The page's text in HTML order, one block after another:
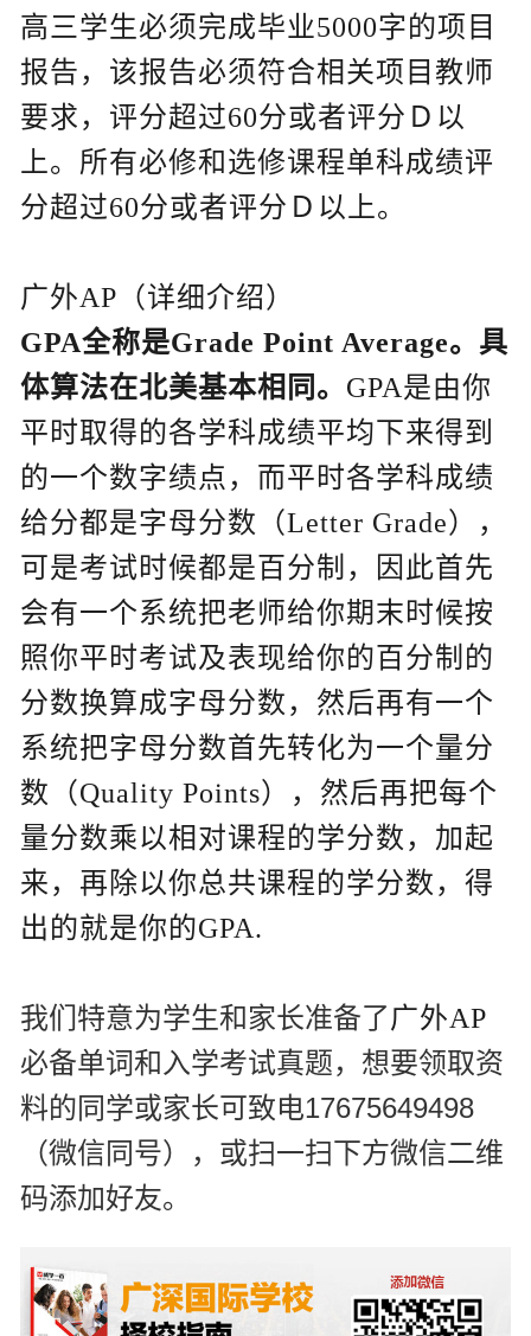
高三学生必须完成毕业5000字的项目
报告，该报告必须符合相关项目教师
要求，评分超过60分或者评分Ｄ以
上。所有必修和选修课程单科成绩评
分超过60分或者评分Ｄ以上。
广外AP（详细介绍）
GPA全称是Grade Point Average。具
体算法在北美基本相同。 GPA是由你
平时取得的各学科成绩平均下来得到
的一个数字绩点，而平时各学科成绩
给分都是字母分数（Letter Grade），
可是考试时候都是百分制，因此首先
会有一个系统把老师给你期末时候按
照你平时考试及表现给你的百分制的
分数换算成字母分数，然后再有一个
系统把字母分数首先转化为一个量分
数（Quality Points），然后再把每个
量分数乘以相对课程的学分数，加起
来，再除以你总共课程的学分数，得
出的就是你的GPA.
我们特意为学生和家长准备了广外AP
必备单词和入学考试真题，想要领取资
料的同学或家长可致电17675649498
（微信同号），或扫一扫下方微信二维
码添加好友。